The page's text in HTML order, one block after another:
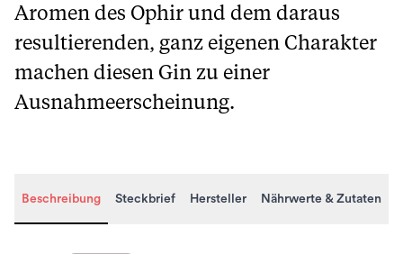
Aromen des Ophir und dem daraus
resultierenden, ganz eigenen Charakter
machen diesen Gin zu einer
Ausnahmeerscheinung.
Beschreibung Steckbrief Hersteller Nährwerte & Zutaten